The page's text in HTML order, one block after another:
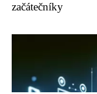
začátečníky